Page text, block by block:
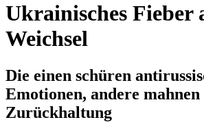
Ukrainisches Fieber
Weichsel
Die einen schüren
Emotionen, andere
Zurückhaltung